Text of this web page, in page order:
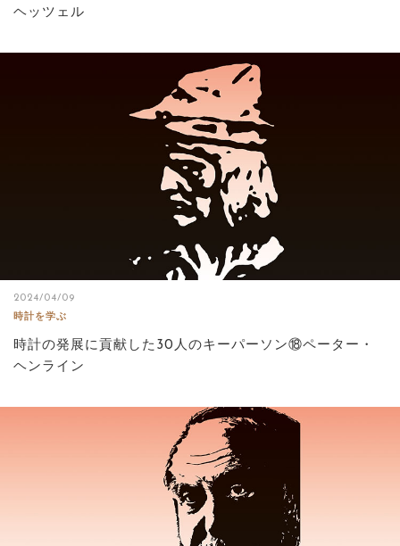
ヘッツェル
2024/04/09
時計を学ぶ
時計の発展に貢献した30人のキーパーソン⑱ペーター・
ヘンライン